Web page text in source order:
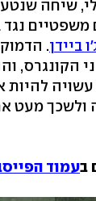
שיחה
משפטיים
ביידן.
הקונגרס,
להיות
ולשכך מעט
בעמוד